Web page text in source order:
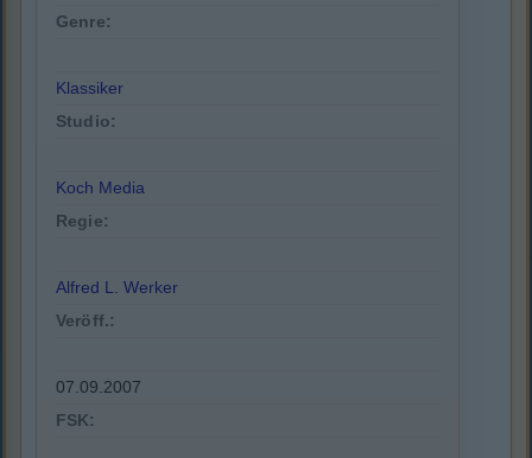
Genre:
Klassiker
Studio:
Koch Media
Regie:
Alfred L. Werker
Veröff.:
07.09.2007
FSK: